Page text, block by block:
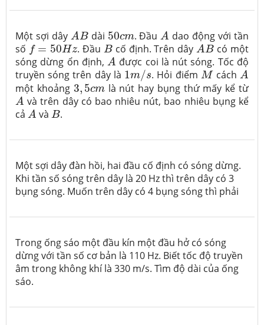
Một sợi dây AB
AB dài 50cm
50cm. ĐầuA
A dao động với tần
số f = 50Hz
f=50Hz . Đầu B
Bcố định. Trên dâyAB
AB có một
sóng dừng ổn định,A
A được coi là nút sóng. Tốc độ
truyền sóng trên dây là 1m/s
1m/s. Hỏi điểm M
McáchA
A
một khoảng 3, 5cm
3,5cmlà nút hay bụng thứ mấy kể từ
A
A và trên dây có bao nhiêu nút, bao nhiêu bụng kể
cả A
A và B
B.
Một sợi dây đàn hồi, hai đầu cố định có sóng dừng.
Khi tần số sóng trên dây là 20 Hz thì trên dây có 3
bụng sóng. Muốn trên dây có 4 bụng sóng thì phải
Trong ống sáo một đầu kín một đầu hở có sóng
dừng với tần số cơ bản là 110 Hz. Biết tốc độ truyền
âm trong không khí là 330 m/s. Tìm độ dài của ống
sáo.